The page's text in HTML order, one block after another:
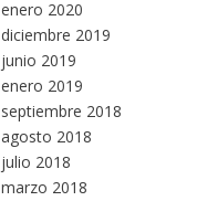
enero 2020
diciembre 2019
junio 2019
enero 2019
septiembre 2018
agosto 2018
julio 2018
marzo 2018